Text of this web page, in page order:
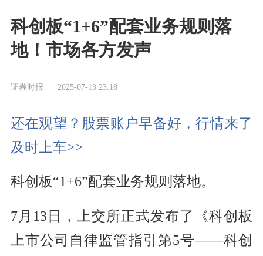
科创板“1+6”配套业务规则落
地！市场各方发声
证券时报 2025-07-13 23:18
还在观望？股票账户早备好，行情来了
及时上车>>
科创板“1+6”配套业务规则落地。
7月13日，上交所正式发布了《科创板
上市公司自律监管指引第5号——科创